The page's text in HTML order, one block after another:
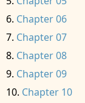
Chapter 06
Chapter 07
Chapter 08
Chapter 09
Chapter 10